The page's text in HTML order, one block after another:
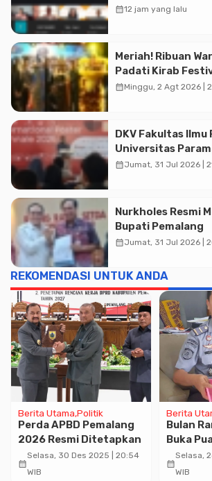
Temuan Diskusi
calendar_month12 jam yang lalu
Meriah! Ribuan
Padati Kirab
calendar_monthMinggu, 2 Agt 2026 |
DKV Fakultas Ilmu
Universitas
Diskusi Desain
calendar_monthJumat, 31 Jul 2026 |
Nurkholes Resmi
Bupati Pemalang
calendar_monthJumat, 31 Jul 2026 |
REKOMENDASI UNTUK ANDA
Berita Utama Politik
Perda APBD Pemalang
2026 Resmi Ditetapkan
calendar_month
Selasa, 30 Des 2025 | 20:54
WIB
Berita
Bulan
Buka
Kelas
Kalapas:
calendar_month
Selasa,
WIB